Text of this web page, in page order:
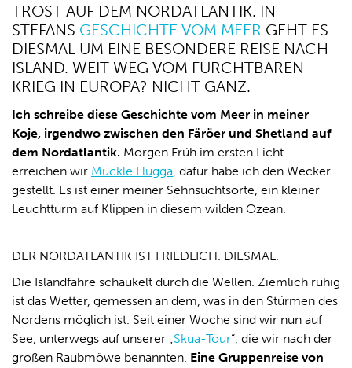
TROST AUF DEM NORDATLANTIK. IN
STEFANS GESCHICHTE VOM MEER GEHT ES
DIESMAL UM EINE BESONDERE REISE NACH
ISLAND. WEIT WEG VOM FURCHTBAREN
KRIEG IN EUROPA? NICHT GANZ.
Ich schreibe diese Geschichte vom Meer in meiner
Koje, irgendwo zwischen den Färöer und Shetland auf
dem Nordatlantik. Morgen Früh im ersten Licht
erreichen wir Muckle Flugga, dafür habe ich den Wecker
gestellt. Es ist einer meiner Sehnsuchtsorte, ein kleiner
Leuchtturm auf Klippen in diesem wilden Ozean.
DER NORDATLANTIK IST FRIEDLICH. DIESMAL.
Die Islandfähre schaukelt durch die Wellen. Ziemlich ruhig
ist das Wetter, gemessen an dem, was in den Stürmen des
Nordens möglich ist. Seit einer Woche sind wir nun auf
See, unterwegs auf unserer „Skua-Tour“, die wir nach der
großen Raubmöwe benannten. Eine Gruppenreise von